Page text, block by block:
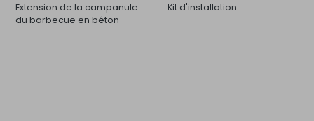
Extension de la campanule
du barbecue en béton
Kit d'installation